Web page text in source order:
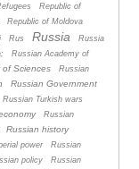
Republic of
Republic of Moldova
Rus Russia
Russia
Russian Academy of
of Sciences
Russian
Russian Government
Russian Turkish wars
Russian
Russian history
power
Russian
policy Russian